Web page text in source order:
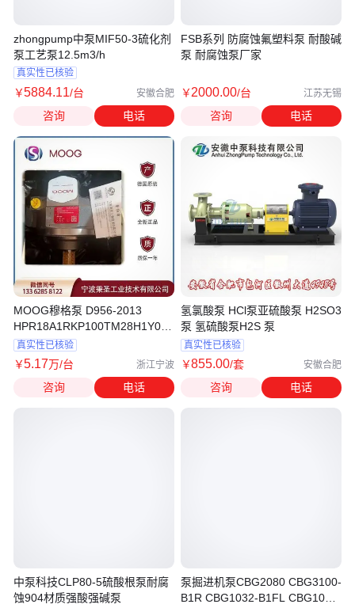
zhongpump中泵MIF50-3硫化剂
泵工艺泵12.5m3/h
真实性已核验
￥5884.11/台 安徽合肥
咨询 电话
MOOG穆格泵 D956-2013
HPR18A1RKP100TM28H1Y00
德国产 有部分现货
真实性已核验
￥5.17万/台 浙江宁波
咨询 电话
中泵科技CLP80-5硫酸根泵耐腐
蚀904材质强酸强碱泵
FSB系列 防腐蚀氟塑料泵 耐酸碱
泵 耐腐蚀泵厂家
￥2000.00/台 江苏无锡
咨询 电话
氢氯酸泵 HCl泵亚硫酸泵 H2SO3
泵 氢硫酸泵H2S 泵
真实性已核验
￥855.00/套 安徽合肥
咨询 电话
泵掘进机泵CBG2080 CBG3100-
B1R CBG1032-B1FL CBG1032-